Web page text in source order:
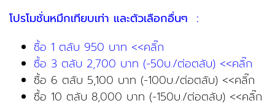
โปรโมชั่นหมึกเทียบเท่า และตัวเลือกอื่นๆ :
ซื้อ 1 ตลับ 950 บาท <<คลิ๊ก
ซื้อ 3 ตลับ 2,700 บาท (-50บ./ต่อตลับ) <<คลิ๊ก
ซื้อ 6 ตลับ 5,100 บาท (-100บ./ต่อตลับ) <<คลิ๊ก
ซื้อ 10 ตลับ 8,000 บาท (-150บ./ต่อตลับ) <<คลิ๊ก